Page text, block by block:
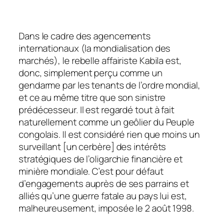
Dans le cadre des agencements
internationaux (la mondialisation des
marchés), le rebelle affairiste Kabila est,
donc, simplement perçu comme un
gendarme par les tenants de l’ordre mondial,
et ce au même titre que son sinistre
prédécesseur. Il est regardé tout à fait
naturellement comme un geôlier du Peuple
congolais. Il est considéré rien que moins un
surveillant [un cerbère] des intérêts
stratégiques de l’oligarchie financière et
minière mondiale. C’est pour défaut
d’engagements auprès de ses parrains et
alliés qu’une guerre fatale au pays lui est,
malheureusement, imposée le 2 août 1998.